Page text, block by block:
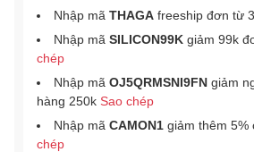
Nhập mã THAGA freeship đơn từ
Nhập mã SILICON99K giảm 99k
chép
Nhập mã OJ5QRMSNI9FN giảm
hàng 250k Sao chép
Nhập mã CAMON1 giảm thêm 5%
chép